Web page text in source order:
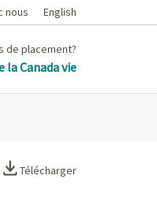
nous English
de placement?
la Canada vie
Télécharger